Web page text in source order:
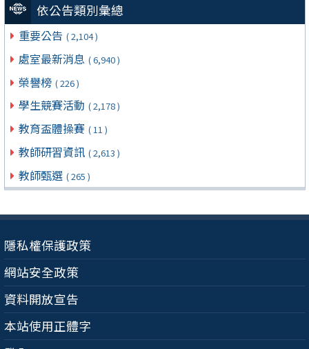
依公告類別彙總
重要公告 ( 2,104 )
處室最新消息 ( 6,940 )
榮譽榜 ( 226 )
學生競賽活動 ( 2,178 )
教育盃體操賽 ( 11 )
教師研習資訊 ( 2,613 )
教師甄選 ( 265 )
隱私權保護政策
網站安全政策
資料開放宣告
本站使用正體字